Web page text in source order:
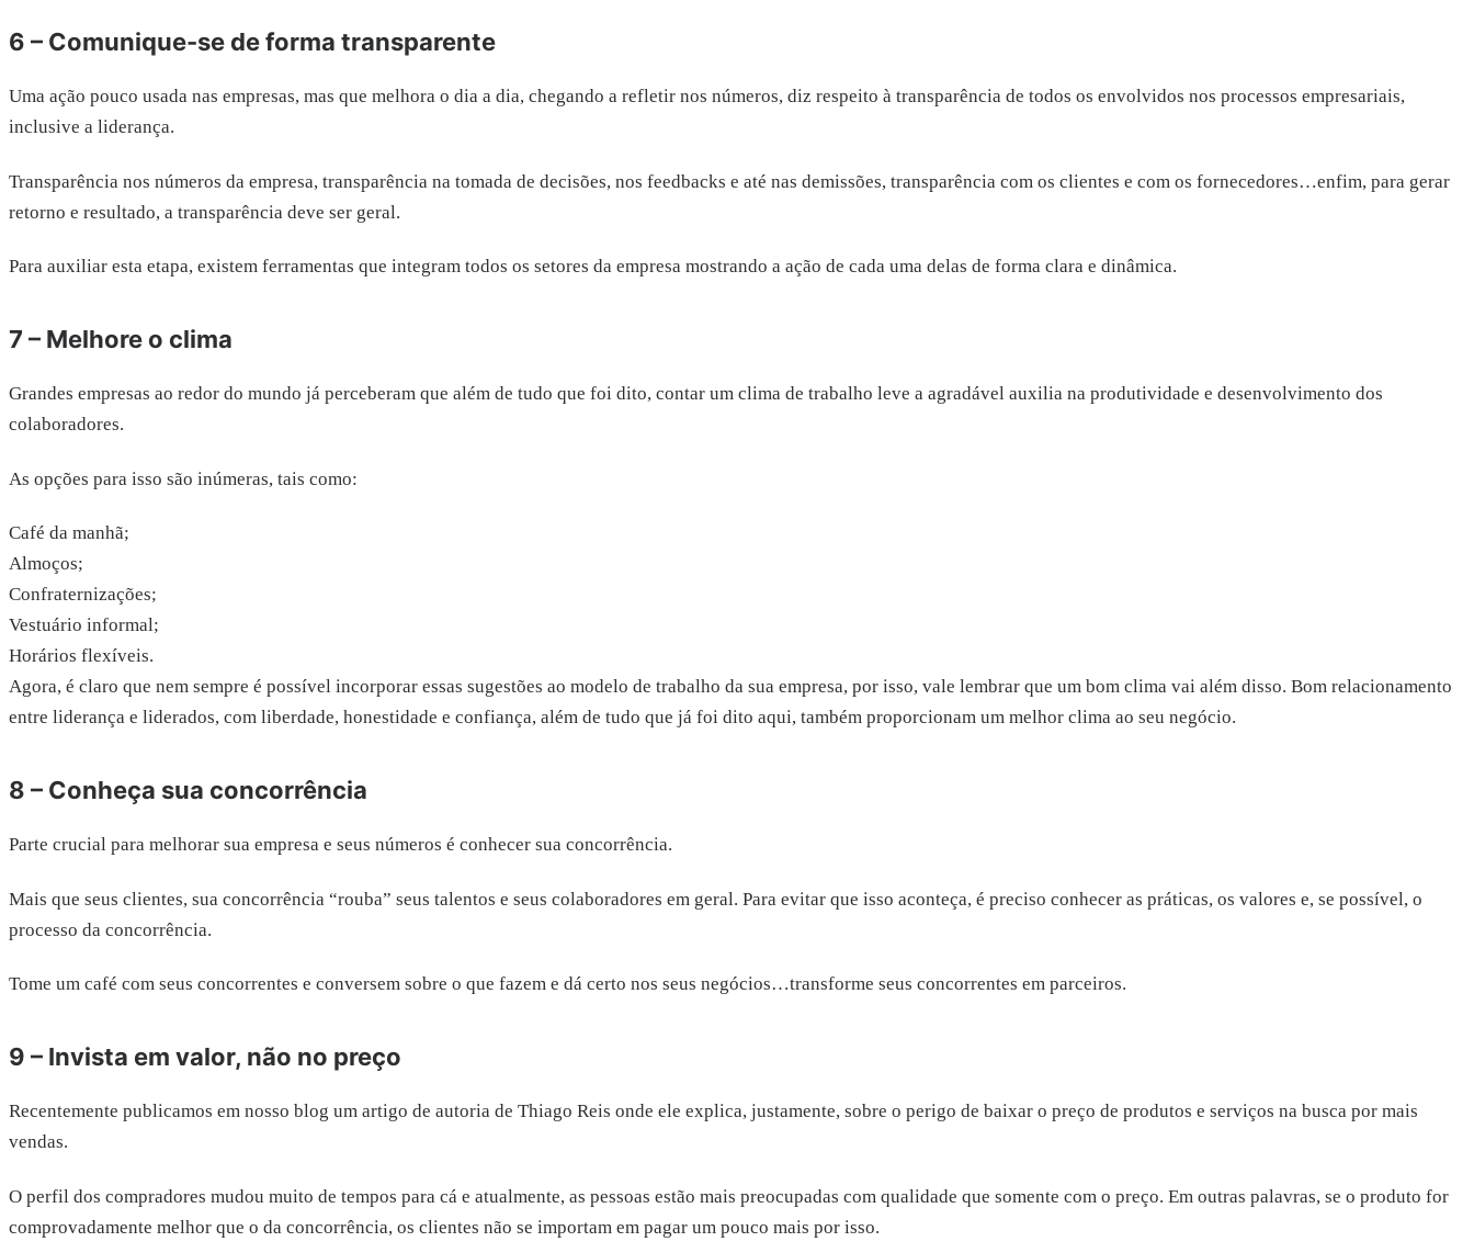
6 – Comunique-se de forma transparente
Uma ação pouco usada nas empresas, mas que melhora o dia a dia, chegando a refletir nos números, diz respeito à transparência de todos os envolvidos nos processos empresariais,
inclusive a liderança.
Transparência nos números da empresa, transparência na tomada de decisões, nos feedbacks e até nas demissões, transparência com os clientes e com os fornecedores…enfim, para gerar
retorno e resultado, a transparência deve ser geral.
Para auxiliar esta etapa, existem ferramentas que integram todos os setores da empresa mostrando a ação de cada uma delas de forma clara e dinâmica.
7 – Melhore o clima
Grandes empresas ao redor do mundo já perceberam que além de tudo que foi dito, contar um clima de trabalho leve a agradável auxilia na produtividade e desenvolvimento dos
colaboradores.
As opções para isso são inúmeras, tais como:
Café da manhã;
Almoços;
Confraternizações;
Vestuário informal;
Horários flexíveis.
Agora, é claro que nem sempre é possível incorporar essas sugestões ao modelo de trabalho da sua empresa, por isso, vale lembrar que um bom clima vai além disso. Bom relacionamento
entre liderança e liderados, com liberdade, honestidade e confiança, além de tudo que já foi dito aqui, também proporcionam um melhor clima ao seu negócio.
8 – Conheça sua concorrência
Parte crucial para melhorar sua empresa e seus números é conhecer sua concorrência.
Mais que seus clientes, sua concorrência “rouba” seus talentos e seus colaboradores em geral. Para evitar que isso aconteça, é preciso conhecer as práticas, os valores e, se possível, o
processo da concorrência.
Tome um café com seus concorrentes e conversem sobre o que fazem e dá certo nos seus negócios…transforme seus concorrentes em parceiros.
9 – Invista em valor, não no preço
Recentemente publicamos em nosso blog um artigo de autoria de Thiago Reis onde ele explica, justamente, sobre o perigo de baixar o preço de produtos e serviços na busca por mais
vendas.
O perfil dos compradores mudou muito de tempos para cá e atualmente, as pessoas estão mais preocupadas com qualidade que somente com o preço. Em outras palavras, se o produto for
comprovadamente melhor que o da concorrência, os clientes não se importam em pagar um pouco mais por isso.